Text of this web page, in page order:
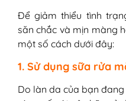
Để giảm thiểu tình
săn chắc và mịn màng
một số cách dưới đây:
1. Sử dụng sữa rửa
Do làn da của bạn